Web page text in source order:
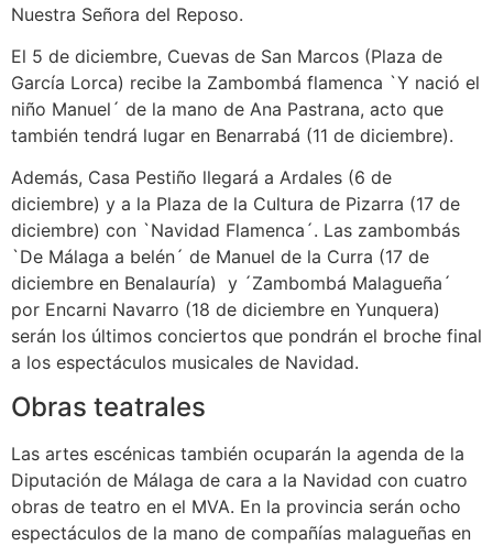
Nuestra Señora del Reposo.
El 5 de diciembre, Cuevas de San Marcos (Plaza de
García Lorca) recibe la Zambombá flamenca `Y nació el
niño Manuel´ de la mano de Ana Pastrana, acto que
también tendrá lugar en Benarrabá (11 de diciembre).
Además, Casa Pestiño llegará a Ardales (6 de
diciembre) y a la Plaza de la Cultura de Pizarra (17 de
diciembre) con `Navidad Flamenca´. Las zambombás
`De Málaga a belén´ de Manuel de la Curra (17 de
diciembre en Benalauría) y ´Zambombá Malagueña´
por Encarni Navarro (18 de diciembre en Yunquera)
serán los últimos conciertos que pondrán el broche final
a los espectáculos musicales de Navidad.
Obras teatrales
Las artes escénicas también ocuparán la agenda de la
Diputación de Málaga de cara a la Navidad con cuatro
obras de teatro en el MVA. En la provincia serán ocho
espectáculos de la mano de compañías malagueñas en